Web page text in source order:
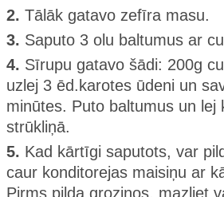
2. Tālāk gatavo zefīra masu.
3. Saputo 3 olu baltumus ar
4. Sīrupu gatavo šādi: 200g
uzlej 3 ēd.karotes ūdeni un
minūtes. Puto baltumus un lej
strūkliņā.
5. Kad kārtīgi saputots, var
caur konditorejas maisiņu ar
Pirms pilda groziņos, mazliet